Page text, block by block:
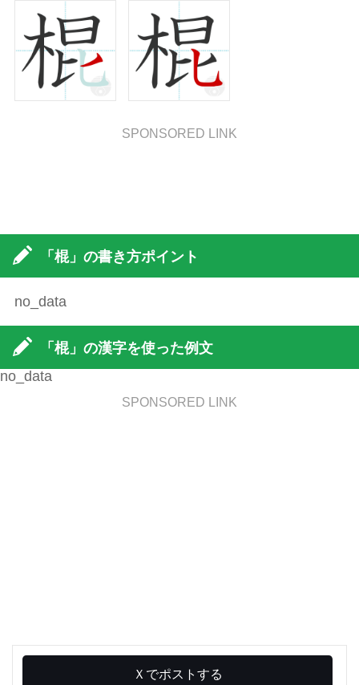
SPONSORED LINK
「棍」の書き方ポイント
no_data
「棍」の漢字を使った例文
no_data
SPONSORED LINK
Ｘでポストする